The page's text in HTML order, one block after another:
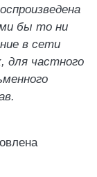
бы то ни
в сети
для частного